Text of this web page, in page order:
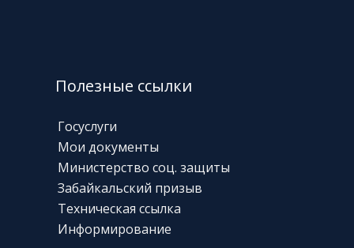
Полезные ссылки
Госуслуги
Мои документы
Министерство соц. защиты
Забайкальский призыв
Техническая ссылка
Информирование